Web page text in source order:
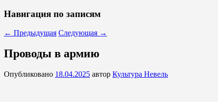
Навигация по записям
← Предыдущая Следующая →
Проводы в армию
Опубликовано 18.04.2025 автор Культура Невель